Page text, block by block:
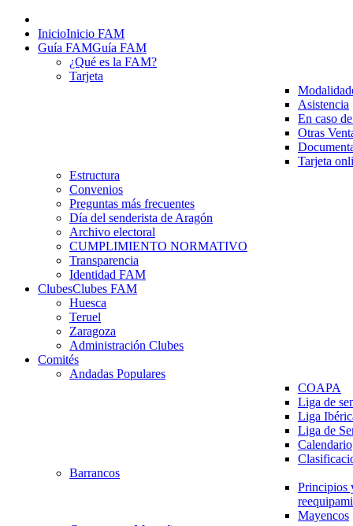
InicioInicio FAM
Guía FAMGuía FAM
¿Qué es la FAM?
Tarjeta
Asistencia
En caso
Otras
Tarjeta
Estructura
Convenios
Preguntas más frecuentes
Día del senderista de Aragón
Archivo electoral
CUMPLIMIENTO NORMATIVO
Transparencia
Identidad FAM
ClubesClubes FAM
Huesca
Teruel
Zaragoza
Administración Clubes
Comités
Andadas Populares
COAPA
Liga de
Liga
Liga de
Calendario
Barrancos
Principios
Mayencos